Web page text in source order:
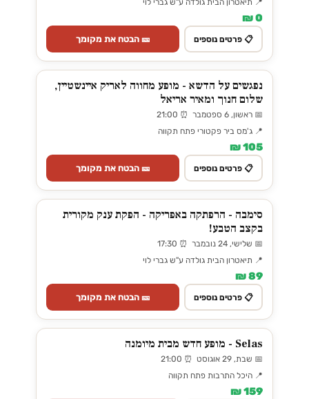
📍 תיאטרון הבית גולדה ע"ש גברי לוי
0 ₪
📋 פרטים נוספים 🎫 הבטח את מקומך
נפגשים על הדשא - מופע מחווה לאריק איינשטיין,
שלום חנוך ומאיר אריאל
📅 ראשון, 6 ספטמבר ⏰ 21:00
📍 ג'מס ביר פקטורי פתח תקווה
105 ₪
📋 פרטים נוספים 🎫 הבטח את מקומך
סימבה - הרפתקה באפריקה - הפקת ענק מקורית
בקצב הטבע!
📅 שלישי, 24 נובמבר ⏰ 17:30
📍 תיאטרון הבית גולדה ע"ש גברי לוי
89 ₪
📋 פרטים נוספים 🎫 הבטח את מקומך
Selas - מופע חדש מבית מיומנה
📅 שבת, 29 אוגוסט ⏰ 21:00
📍 היכל התרבות פתח תקווה
159 ₪